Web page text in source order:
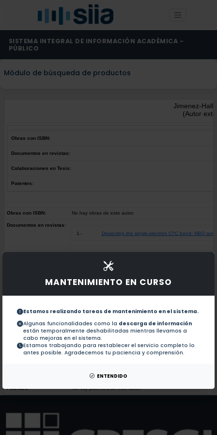
MANTENIMIENTO EN CURSO
Estamos realizando tareas de mantenimiento en el sistema.
Algunas funcionalidades como la descarga de información
están temporalmente deshabilitadas mientras llevamos a
cabo mejoras en el sistema.
Estamos trabajando para restablecer el servicio completo lo
antes posible. Agradecemos tu paciencia y comprensión.
ENTENDIDO
SISTEMA INTEGRAL DE INFORMACIÓN ACADÉMICA -
PÚBLICO
Módulo de búsqueda de productos
Jimenez-
(Autor
Obras con ISBN:
Documentos en revistas:
Colaboraciones en Tesis:
Patentes:
Obras con ISBN: No hay obras de este autor.
Documentos en revistas:
1.-
Dissecting the single-electron C?C bond: NBO and
A rollover Ir(iii) complex of 2-(6-bromopyridin-2-
5.- Synthesis of 2-Tetrazolylmethyl-isoindolin-1-ones
No hay tesis de este autor.
Patentes: No hay patentes de este autor.